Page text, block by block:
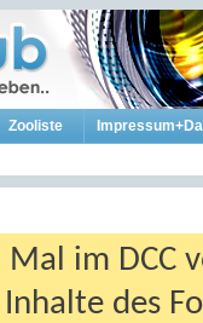
Zooliste
im DCC
des